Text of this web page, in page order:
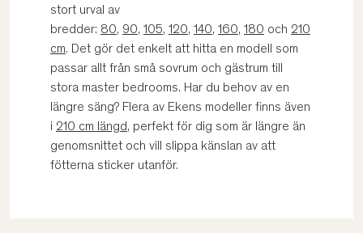
stort urval av
bredder: 80, 90, 105, 120, 140, 160, 180 och 210
cm. Det gör det enkelt att hitta en modell som
passar allt från små sovrum och gästrum till
stora master bedrooms. Har du behov av en
längre säng? Flera av Ekens modeller finns även
i 210 cm längd, perfekt för dig som är längre än
genomsnittet och vill slippa känslan av att
fötterna sticker utanför.